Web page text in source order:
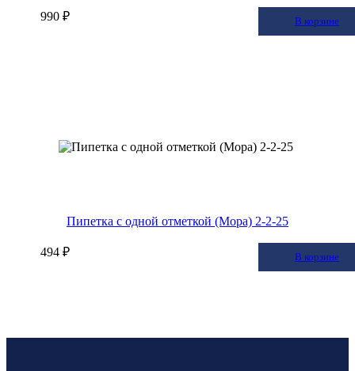
В корзину
В корзине
990 ₽
Пипетка с одной отметкой (Мора) 2-2-25
В корзину
В корзине
494 ₽